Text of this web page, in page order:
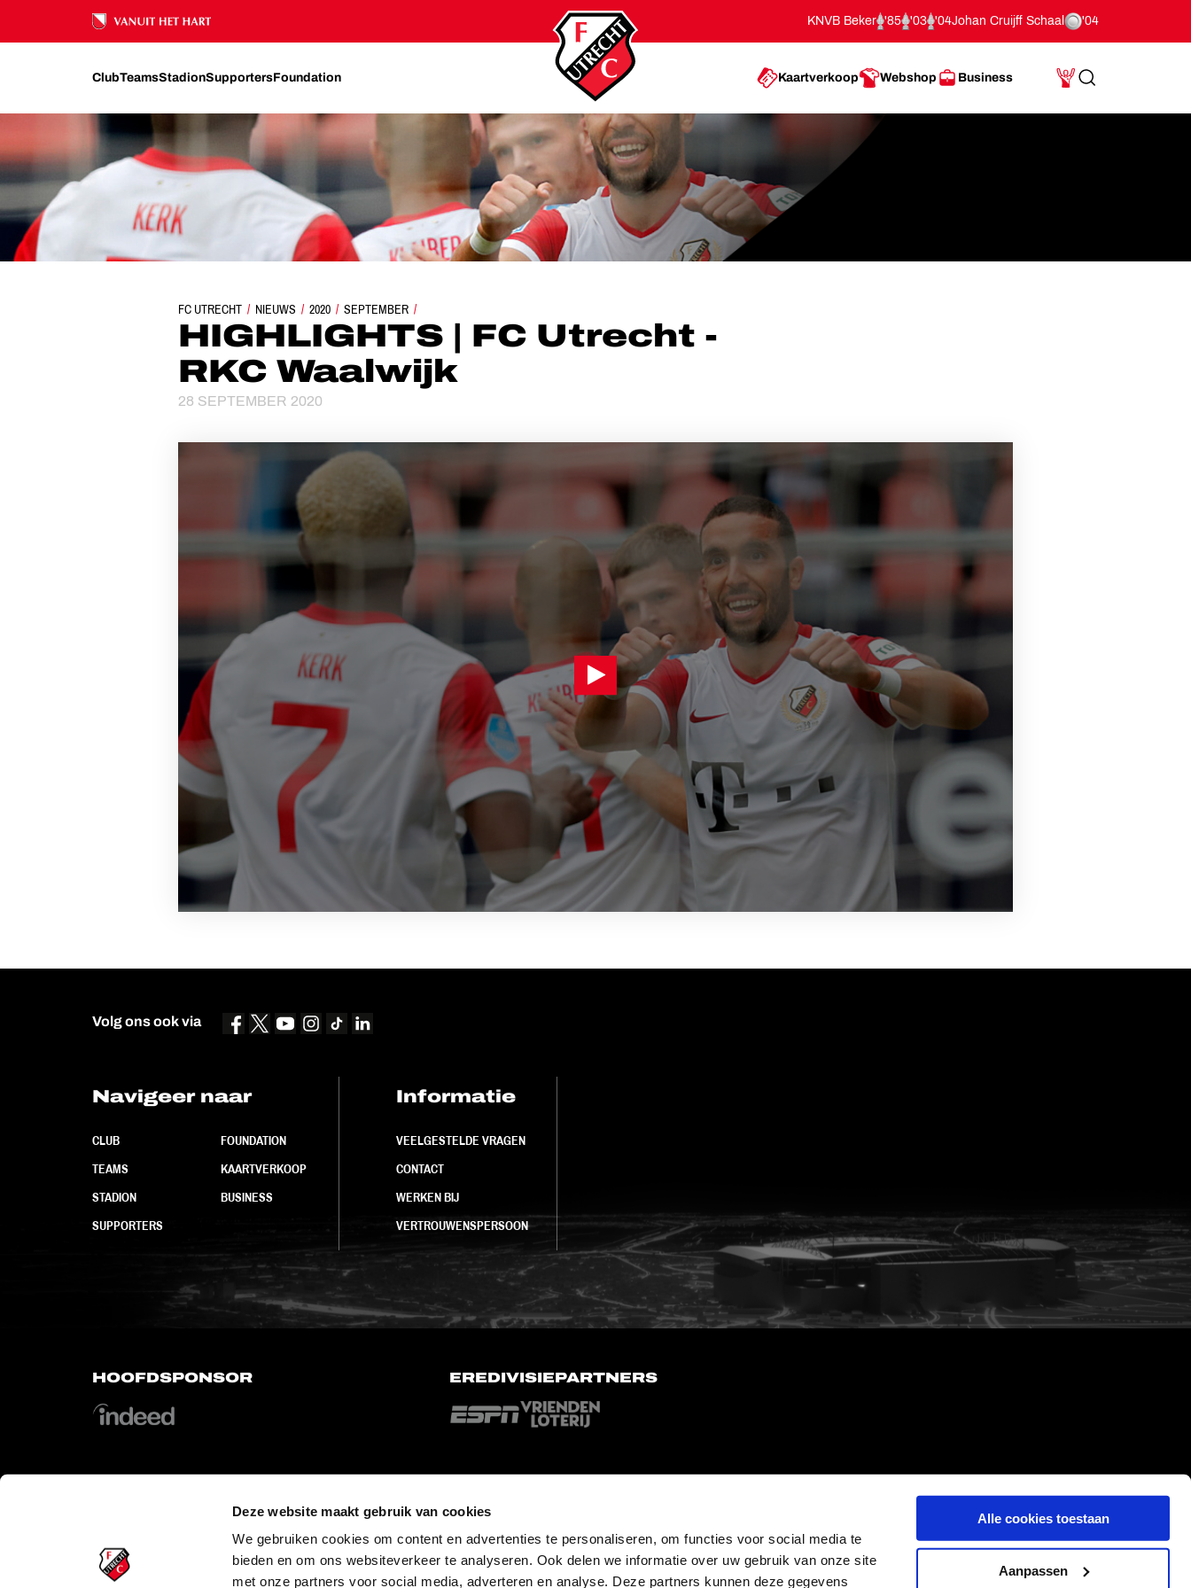
Deze website maakt gebruik van cookies
We gebruiken cookies om content en advertenties te personaliseren, om functies voor social media te
bieden en om ons websiteverkeer te analyseren. Ook delen we informatie over uw gebruik van onze site
met onze partners voor social media, adverteren en analyse. Deze partners kunnen deze gegevens
Alle cookies toestaan
Aanpassen
Ons nalatenschap
KNVB Beker '85 '03 '04Johan Cruijff Schaal '04
ClubTeamsStadionSupportersFoundation Kaartverkoop Webshop Business
Mijn Account
Search
FC UTRECHT NIEUWS 2020 SEPTEMBER
HIGHLIGHTS | FC UTRECHT - RKC WAALWIJK
HIGHLIGHTS | FC Utrecht -
RKC Waalwijk
28 SEPTEMBER 2020
Volg ons ook via
Navigeer naar
CLUB
TEAMS
STADION
SUPPORTERS
FOUNDATION
KAARTVERKOOP
BUSINESS
Informatie
VEELGESTELDE VRAGEN
CONTACT
WERKEN BIJ
VERTROUWENSPERSOON
HOOFDSPONSOR EREDIVISIEPARTNERS
OFFICIAL PARTNERS